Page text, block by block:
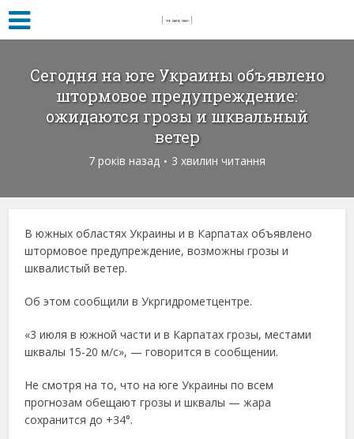
Сегодня на юге Украины объявлено
штормовое предупреждение:
ожидаются грозы и шквальный
ветер
7 років назад 3 хвилин читання
В южных областях Украины и в Карпатах объявлено
штормовое предупреждение, возможны грозы и
шквалистый ветер.
Об этом сообщили в Укргидрометцентре.
«3 июля в южной части и в Карпатах грозы, местами
шквалы 15-20 м/с», — говорится в сообщении.
Не смотря на то, что на юге Украины по всем
прогнозам обещают грозы и шквалы — жара
сохранится до +34°.